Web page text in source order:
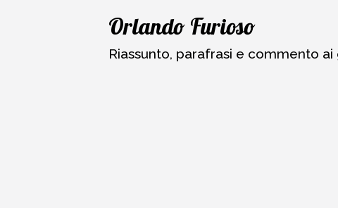
Vai
al
contenuto
Orlando Furioso
Riassunto, parafrasi e commento